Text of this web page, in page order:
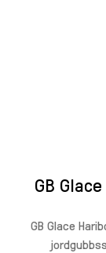
GB
GB Glace